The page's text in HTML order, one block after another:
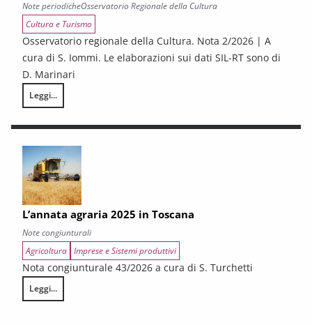
Note periodicheOsservatorio Regionale della Cultura
Cultura e Turismo
Osservatorio regionale della Cultura. Nota 2/2026 | A
cura di S. Iommi. Le elaborazioni sui dati SIL-RT sono di
D. Marinari
Leggi...
LA CONGIUNTURA DEI SETTORI CULTURALI. Ripresa selettiva e
L’annata agraria 2025 in Toscana
Note congiunturali
Agricoltura Imprese e Sistemi produttivi
Nota congiunturale 43/2026 a cura di S. Turchetti
Leggi...
L’annata agraria 2025 in Toscana